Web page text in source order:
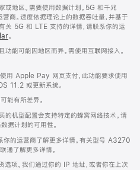
地区。需要使用数据计划。5G 和千兆
商。速度依据理论上的数据吞吐量，并基于
关 5G 和 LTE 支持的详情，请联系你的运
。
能可能因地区而异。需使用互联网接入。
用 Apple Pay 网页支付，此功能要求使用
11.2 或更新系统。
能有所差异。
的机型配置会支持特定的蜂窝网络技术。请
据计划的可用性。
你的运营商了解更多详情。有关型号 A3270
通了解更多详情。
选项。我们通过你的 IP 地址，或者你在上次